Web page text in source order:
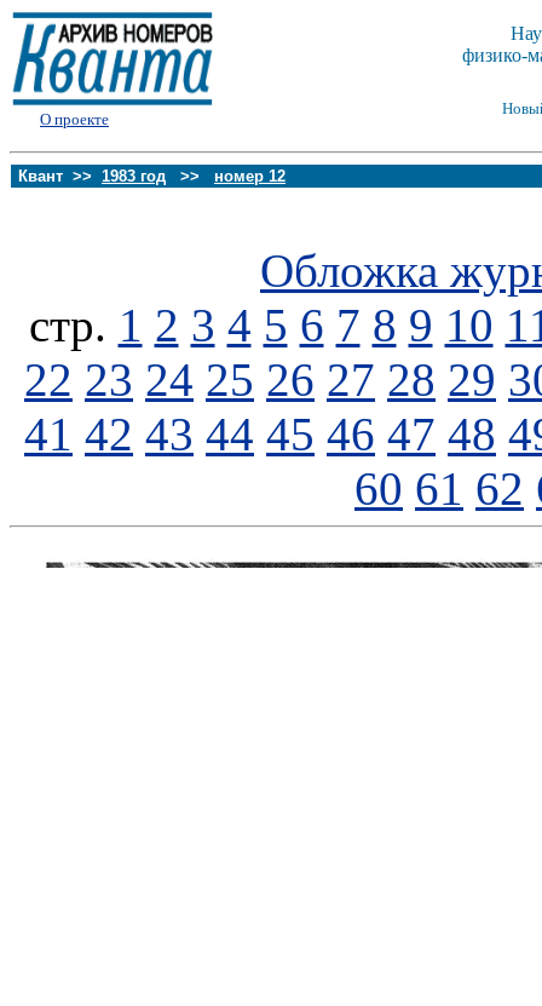
О проекте
физико-
Квант >> 1983 год >> номер 12
Обложка
стp. 1 2 3 4 5 6 7 8 9 10
22 23 24 25 26 27 28 29
41 42 43 44 45 46 47 48
60 61 62